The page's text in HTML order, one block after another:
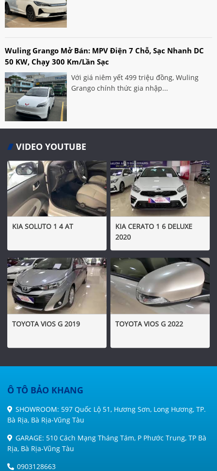
Wuling Grango Mở Bán: MPV Điện 7 Chỗ, Sạc Nhanh DC
50 KW, Chạy 300 Km/lần Sạc
Với giá niêm yết 499 triệu đồng, Wuling
Grango chính thức gia nhập...
VIDEO YOUTUBE
KIA SOLUTO 1 4 AT
KIA CERATO 1 6 DELUXE
2020
TOYOTA VIOS G 2019 TOYOTA VIOS G 2022
Ô TÔ BẢO KHANG
SHOWROOM: 597 Quốc Lộ 51, Hương Sơn, Long Hương, TP.
Bà Rịa, Bà Rịa-Vũng Tàu
GARAGE: 510 Cách Mạng Tháng Tám, P Phước Trung, TP Bà
Rịa, Bà Rịa-Vũng Tàu
0903128663